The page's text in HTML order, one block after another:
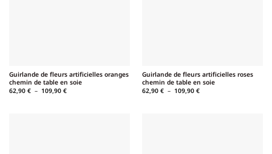
Guirlande de fleurs artificielles oranges
chemin de table en soie
62,90 € – 109,90 €Plage
de
Guirlande de fleurs artificielles roses
chemin de table en soie
62,90 € – 109,90 €Plage
de